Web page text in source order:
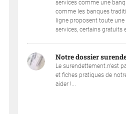
services comme une
comme les banques
ligne proposent toute une
services, certains gratuits
Notre dossier
Le surendettement.n'est
et fiches pratiques de
aider !...